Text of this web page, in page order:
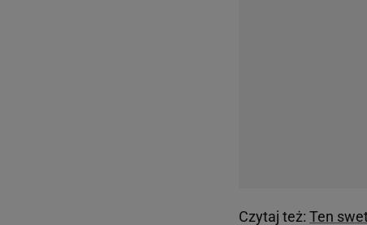
Czytaj też: Ten